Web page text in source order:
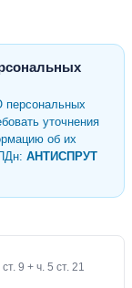
персональных
уточнения
об их
АНТИСПРУТ
9 + ч. 5 ст. 21